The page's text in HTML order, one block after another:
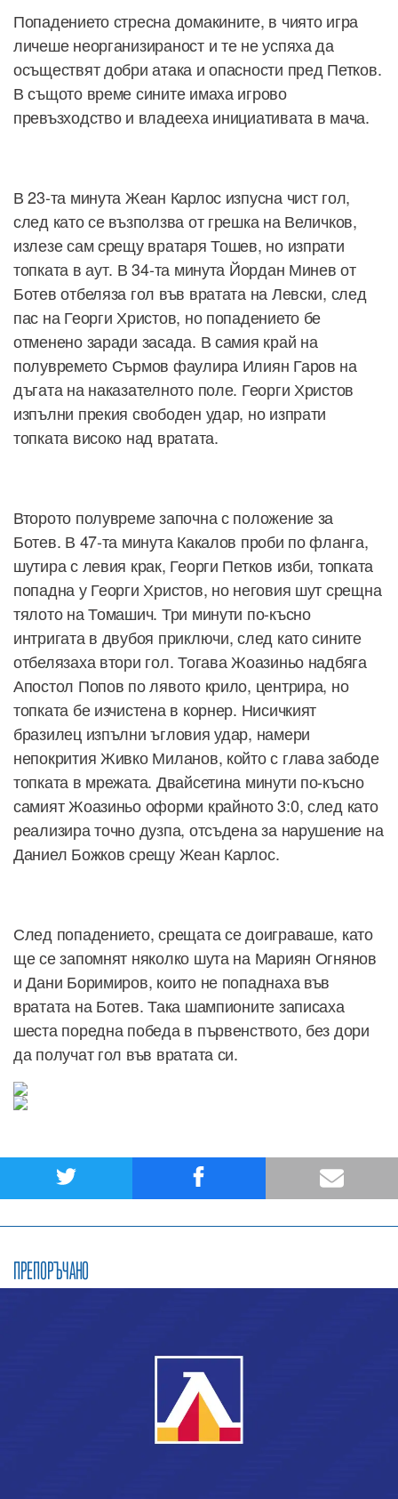
Попадението стресна домакините, в чиято игра
личеше неорганизираност и те не успяха да
осъществят добри атака и опасности пред Петков.
В същото време сините имаха игрово
превъзходство и владееха инициативата в мача.
В 23-та минута Жеан Карлос изпусна чист гол,
след като се възползва от грешка на Величков,
излезе сам срещу вратаря Тошев, но изпрати
топката в аут. В 34-та минута Йордан Минев от
Ботев отбеляза гол във вратата на Левски, след
пас на Георги Христов, но попадението бе
отменено заради засада. В самия край на
полувремето Сърмов фаулира Илиян Гаров на
дъгата на наказателното поле. Георги Христов
изпълни прекия свободен удар, но изпрати
топката високо над вратата.
Второто полувреме започна с положение за
Ботев. В 47-та минута Какалов проби по фланга,
шутира с левия крак, Георги Петков изби, топката
попадна у Георги Христов, но неговия шут срещна
тялото на Томашич. Три минути по-късно
интригата в двубоя приключи, след като сините
отбелязаха втори гол. Тогава Жоазиньо надбяга
Апостол Попов по лявото крило, центрира, но
топката бе изчистена в корнер. Нисичкият
бразилец изпълни ъгловия удар, намери
непокрития Живко Миланов, който с глава забоде
топката в мрежата. Двайсетина минути по-късно
самият Жоазиньо оформи крайното 3:0, след като
реализира точно дузпа, отсъдена за нарушение на
Даниел Божков срещу Жеан Карлос.
След попадението, срещата се доиграваше, като
ще се запомнят няколко шута на Мариян Огнянов
и Дани Боримиров, които не попаднаха във
вратата на Ботев. Така шампионите записаха
шеста поредна победа в първенството, без дори
да получат гол във вратата си.
ПРЕПОРЪЧАНО